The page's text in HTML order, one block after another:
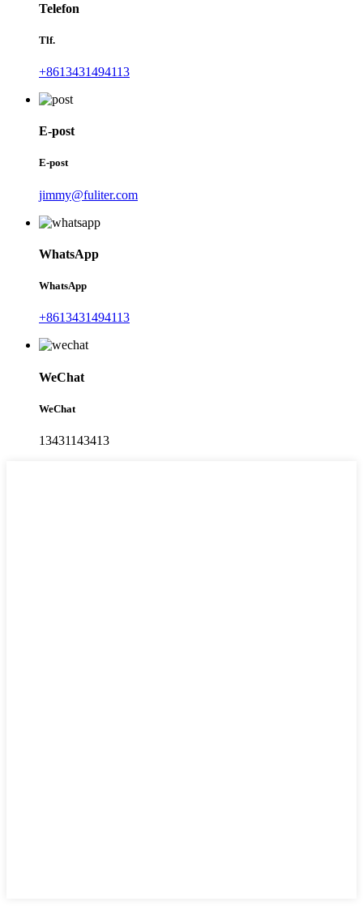
Telefon
Tlf.
+8613431494113
E-post
E-post
jimmy@fuliter.com
WhatsApp
WhatsApp
+8613431494113
WeChat
WeChat
13431143413